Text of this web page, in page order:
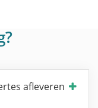
afleveren